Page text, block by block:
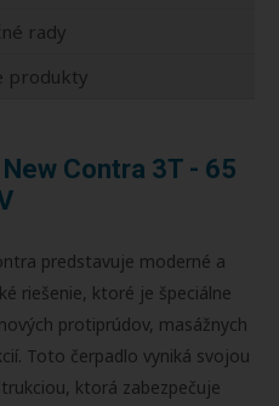
rady
produkty
Contra 3T - 65
predstavuje moderné a
riešenie, ktoré je špeciálne
protiprúdov, masážnych
Toto čerpadlo vyniká svojou
ktorá zabezpečuje